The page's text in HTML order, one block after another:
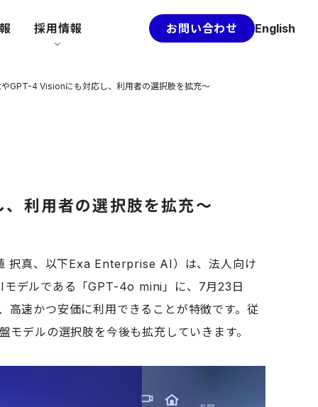
採用情報 お問い合わせ English
GPT-4 Visionにも対応し、利用者の選択肢を拡充～
利用者の選択肢を拡充～
択真、以下Exa Enterprise AI）は、法人向け
デルである「GPT-4o mini」に、7月23日
速かつ安価に利用できることが特徴です。従
デルの選択肢を今後も拡充していきます。